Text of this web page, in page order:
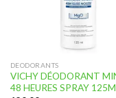
DEODORANTS
VICHY DÉODORANT
48 HEURES SPRAY